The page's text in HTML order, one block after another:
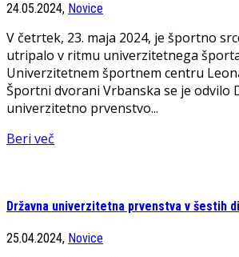
24.05.2024, Novice
V četrtek, 23. maja 2024, je športno
utripalo v ritmu univerzitetnega
Univerzitetnem športnem centru
Športni dvorani Vrbanska se je odvilo
univerzitetno prvenstvo...
Beri več
Državna univerzitetna prvenstva v šestih
25.04.2024, Novice